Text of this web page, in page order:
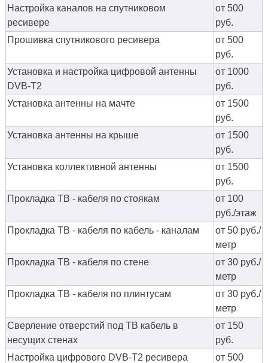
Настройка каналов на спутниковом
ресивере
от 500
руб.
Прошивка спутникового ресивера
от 500
руб.
Установка и настройка цифровой антенны
DVB-T2
от 1000
руб.
Установка антенны на мачте
от 1500
руб.
Установка антенны на крыше
от 1500
руб.
Установка коллективной антенны
от 1500
руб.
Прокладка ТВ - кабеля по стоякам
от 100
руб./этаж
Прокладка ТВ - кабеля по кабель - каналам
от 50 руб./
метр
Прокладка ТВ - кабеля по стене
от 30 руб./
метр
Прокладка ТВ - кабеля по плинтусам
от 30 руб./
метр
Сверление отверстий под ТВ кабель в
несущих стенах
от 150
руб.
Настройка цифрового DVB-T2 ресивера
от 500